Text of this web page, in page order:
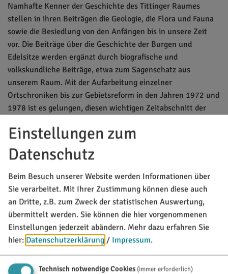
Namhafte Kenner der Geschichte des Tittinger Raumes
stellen in ihren Beiträgen die Geologie, die Flora und Fauna
sowie die Besiedlung von den Anfängen bis in unsere Zeit
vor. Die Beiträge über die Geschichte der Burgen und
Edelsitze werden ergänzt durch biografische und
volkskundliche Beiträge, etwa zum Sagenschatz aus
unserem Raum. Mit der Aufarbeitung einzelner
Ortschroniken bis zur Gebietsreform in den Jahren 1972 und
1978 ist es gelungen, diesen wichtigen Zeitabschnitt der
Das Heimatbuch ist zum Preis von 30 € zuzügl. 4,50 €
Versandkostenpauschale beim Markt Titting erhältlich.
MARKT TITTING
Rathausplatz 1
85135 Titting
08423/9921-0
Einstellungen zum
Datenschutz
Beim Besuch unserer Website werden Informationen über
Sie verarbeitet. Mit Ihrer Zustimmung können diese auch
an Dritte, z.B. zum Zweck der statistischen Auswertung,
übermittelt werden. Sie können die hier vorgenommenen
Einstellungen jederzeit abändern. Mehr dazu erfahren Sie
hier: Datenschutzerklärung / Impressum.
Technisch notwendige Cookies(immer erforderlich)